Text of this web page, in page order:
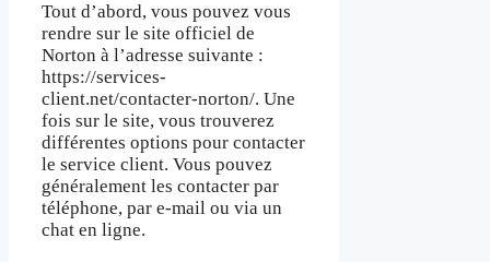
Tout d’abord, vous pouvez vous
rendre sur le site officiel de
Norton à l’adresse suivante :
https://services-
client.net/contacter-norton/. Une
fois sur le site, vous trouverez
différentes options pour contacter
le service client. Vous pouvez
généralement les contacter par
téléphone, par e-mail ou via un
chat en ligne.